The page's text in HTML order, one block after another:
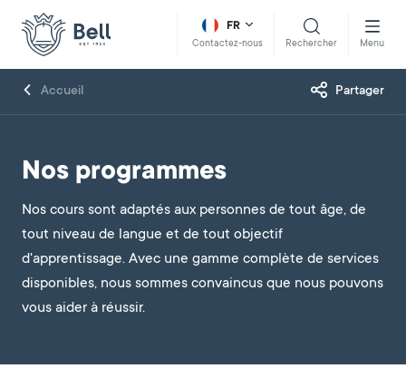
FR
Contactez-nous Rechercher Menu
Accueil Partager
Nos programmes
Nos cours sont adaptés aux personnes de tout âge, de
tout niveau de langue et de tout objectif
d'apprentissage. Avec une gamme complète de services
disponibles, nous sommes convaincus que nous pouvons
vous aider à réussir.